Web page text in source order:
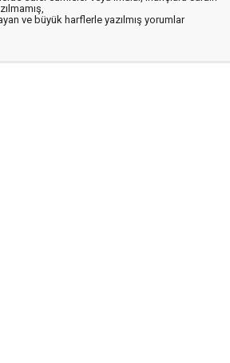
ve büyük harflerle yazılmış yorumlar